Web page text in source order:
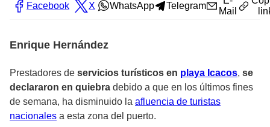
Facebook X WhatsApp Telegram
Mail
Enrique Hernández
Prestadores de servicios turísticos en playa Icacos, se
declararon en quiebra debido a que en los últimos fines
de semana, ha disminuido la afluencia de turistas
nacionales a esta zona del puerto.